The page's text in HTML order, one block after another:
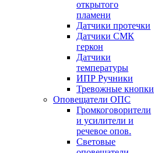
открытого
пламени
Датчики протечки
Датчики СМК
геркон
Датчики
температуры
ИПР Ручники
Тревожные кнопки
Оповещатели ОПС
Громкоговорители
и усилители и
речевое опов.
Световые